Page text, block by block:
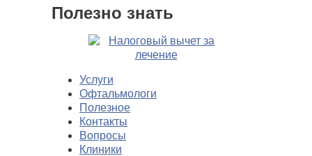
Полезно знать
Услуги
Офтальмологи
Полезное
Контакты
Вопросы
Клиники